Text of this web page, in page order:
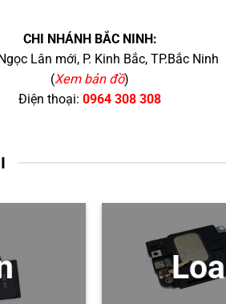
CHI NHÁNH BẮC NINH:
Lân mới, P. Kinh Bắc, TP.Bắc Ninh
(Xem bản đồ)
Điện thoại: 0964 308 308
Loa